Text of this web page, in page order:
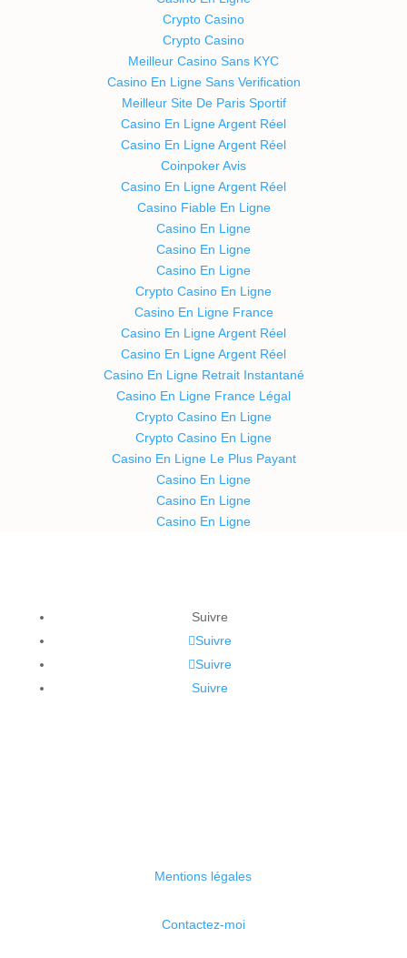
Crypto Casino
Crypto Casino
Meilleur Casino Sans KYC
Casino En Ligne Sans Verification
Meilleur Site De Paris Sportif
Casino En Ligne Argent Réel
Casino En Ligne Argent Réel
Coinpoker Avis
Casino En Ligne Argent Réel
Casino Fiable En Ligne
Casino En Ligne
Casino En Ligne
Casino En Ligne
Crypto Casino En Ligne
Casino En Ligne France
Casino En Ligne Argent Réel
Casino En Ligne Argent Réel
Casino En Ligne Retrait Instantané
Casino En Ligne France Légal
Crypto Casino En Ligne
Crypto Casino En Ligne
Casino En Ligne Le Plus Payant
Casino En Ligne
Casino En Ligne
Casino En Ligne
Suivre
Suivre
Suivre
Suivre
Mentions légales
Contactez-moi